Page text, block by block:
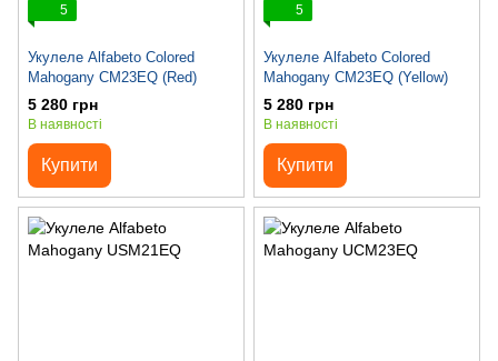
5
Укулеле Alfabeto Colored
Mahogany CM23EQ (Red)
5 280 грн
В наявності
Купити
5
Укулеле Alfabeto Colored
Mahogany CM23EQ (Yellow)
5 280 грн
В наявності
Купити